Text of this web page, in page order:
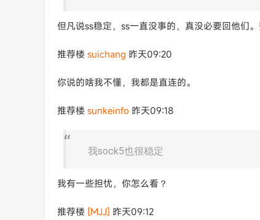
但凡说ss稳定，ss一直没事的，真没必要回他们。
推荐楼 suichang 昨天09:20
你说的啥我不懂，我都是直连的。
推荐楼 sunkeinfo 昨天09:18
我sock5也很稳定
我有一些担忧，你怎么看？
推荐楼 [MJJ] 昨天09:12